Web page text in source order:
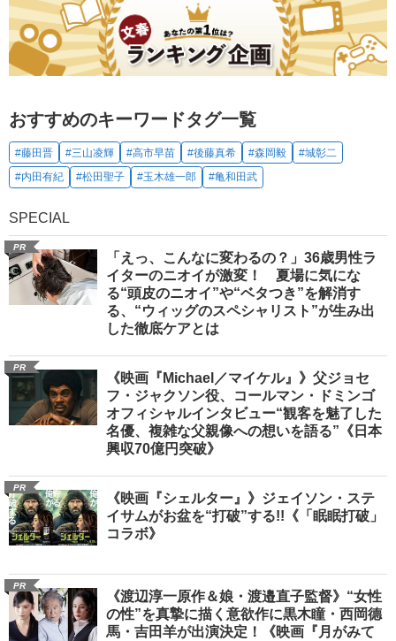
おすすめのキーワードタグ一覧
#藤田晋 #三山凌輝 #高市早苗 #後藤真希 #森岡毅
#城彰二
#内田有紀
#松田聖子 #玉木雄一郎 #亀和田武
SPECIAL
PR
「えっ、こんなに変わるの？」36歳男性ラ
イターのニオイが激変！ 夏場に気にな
る“頭皮のニオイ”や“ベタつき”を解消す
る、“ウィッグのスペシャリスト”が生み出
した徹底ケアとは
PR
《映画『Michael／マイケル』》父ジョセ
フ・ジャクソン役、コールマン・ドミンゴ
オフィシャルインタビュー“観客を魅了した
名優、複雑な父親像への想いを語る”《日本
興収70億円突破》
PR
《映画『シェルター』》ジェイソン・ステ
イサムがお盆を“打破”する!!《「眠眠打破」
コラボ》
PR
《渡辺淳一原作＆娘・渡邉直子監督》“女性
の性”を真摯に描く意欲作に黒木瞳・西岡德
馬・吉田羊が出演決定！《映画『月がみて